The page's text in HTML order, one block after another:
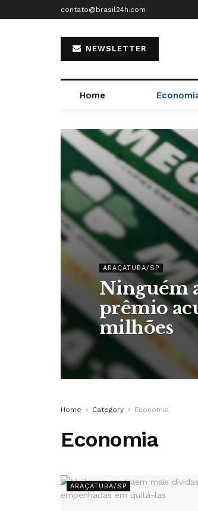
contato@brasil24h.com
NEWSLETTER
Home
ARAÇATUBA/SP
Ninguém
prêmio
milhões
Home Category Economia
Economia
ARAÇATUBA/SP